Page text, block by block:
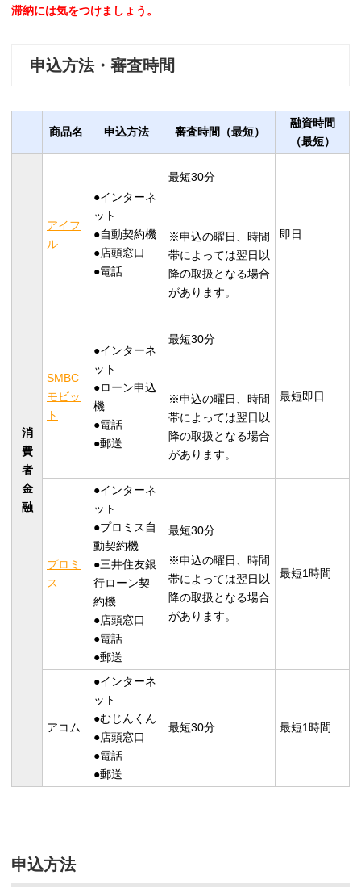
滞納には気をつけましょう。
申込方法・審査時間
商品名 申込方法 審査時間（最短）
融資時間
（最短）
消
費
者
金
融
アイフ
ル
●インターネ
ット
●自動契約機
●店頭窓口
●電話
最短30分
※申込の曜日、時間
帯によっては翌日以
降の取扱となる場合
があります。
即日
SMBC
モビッ
ト
●インターネ
ット
●ローン申込
機
●電話
●郵送
最短30分
※申込の曜日、時間
帯によっては翌日以
降の取扱となる場合
があります。
最短即日
プロミ
ス
●インターネ
ット
●プロミス自
動契約機
●三井住友銀
行ローン契
約機
●店頭窓口
●電話
●郵送
最短30分
※申込の曜日、時間
帯によっては翌日以
降の取扱となる場合
があります。
最短1時間
アコム
●インターネ
ット
●むじんくん
●店頭窓口
●電話
●郵送
最短30分 最短1時間
申込方法